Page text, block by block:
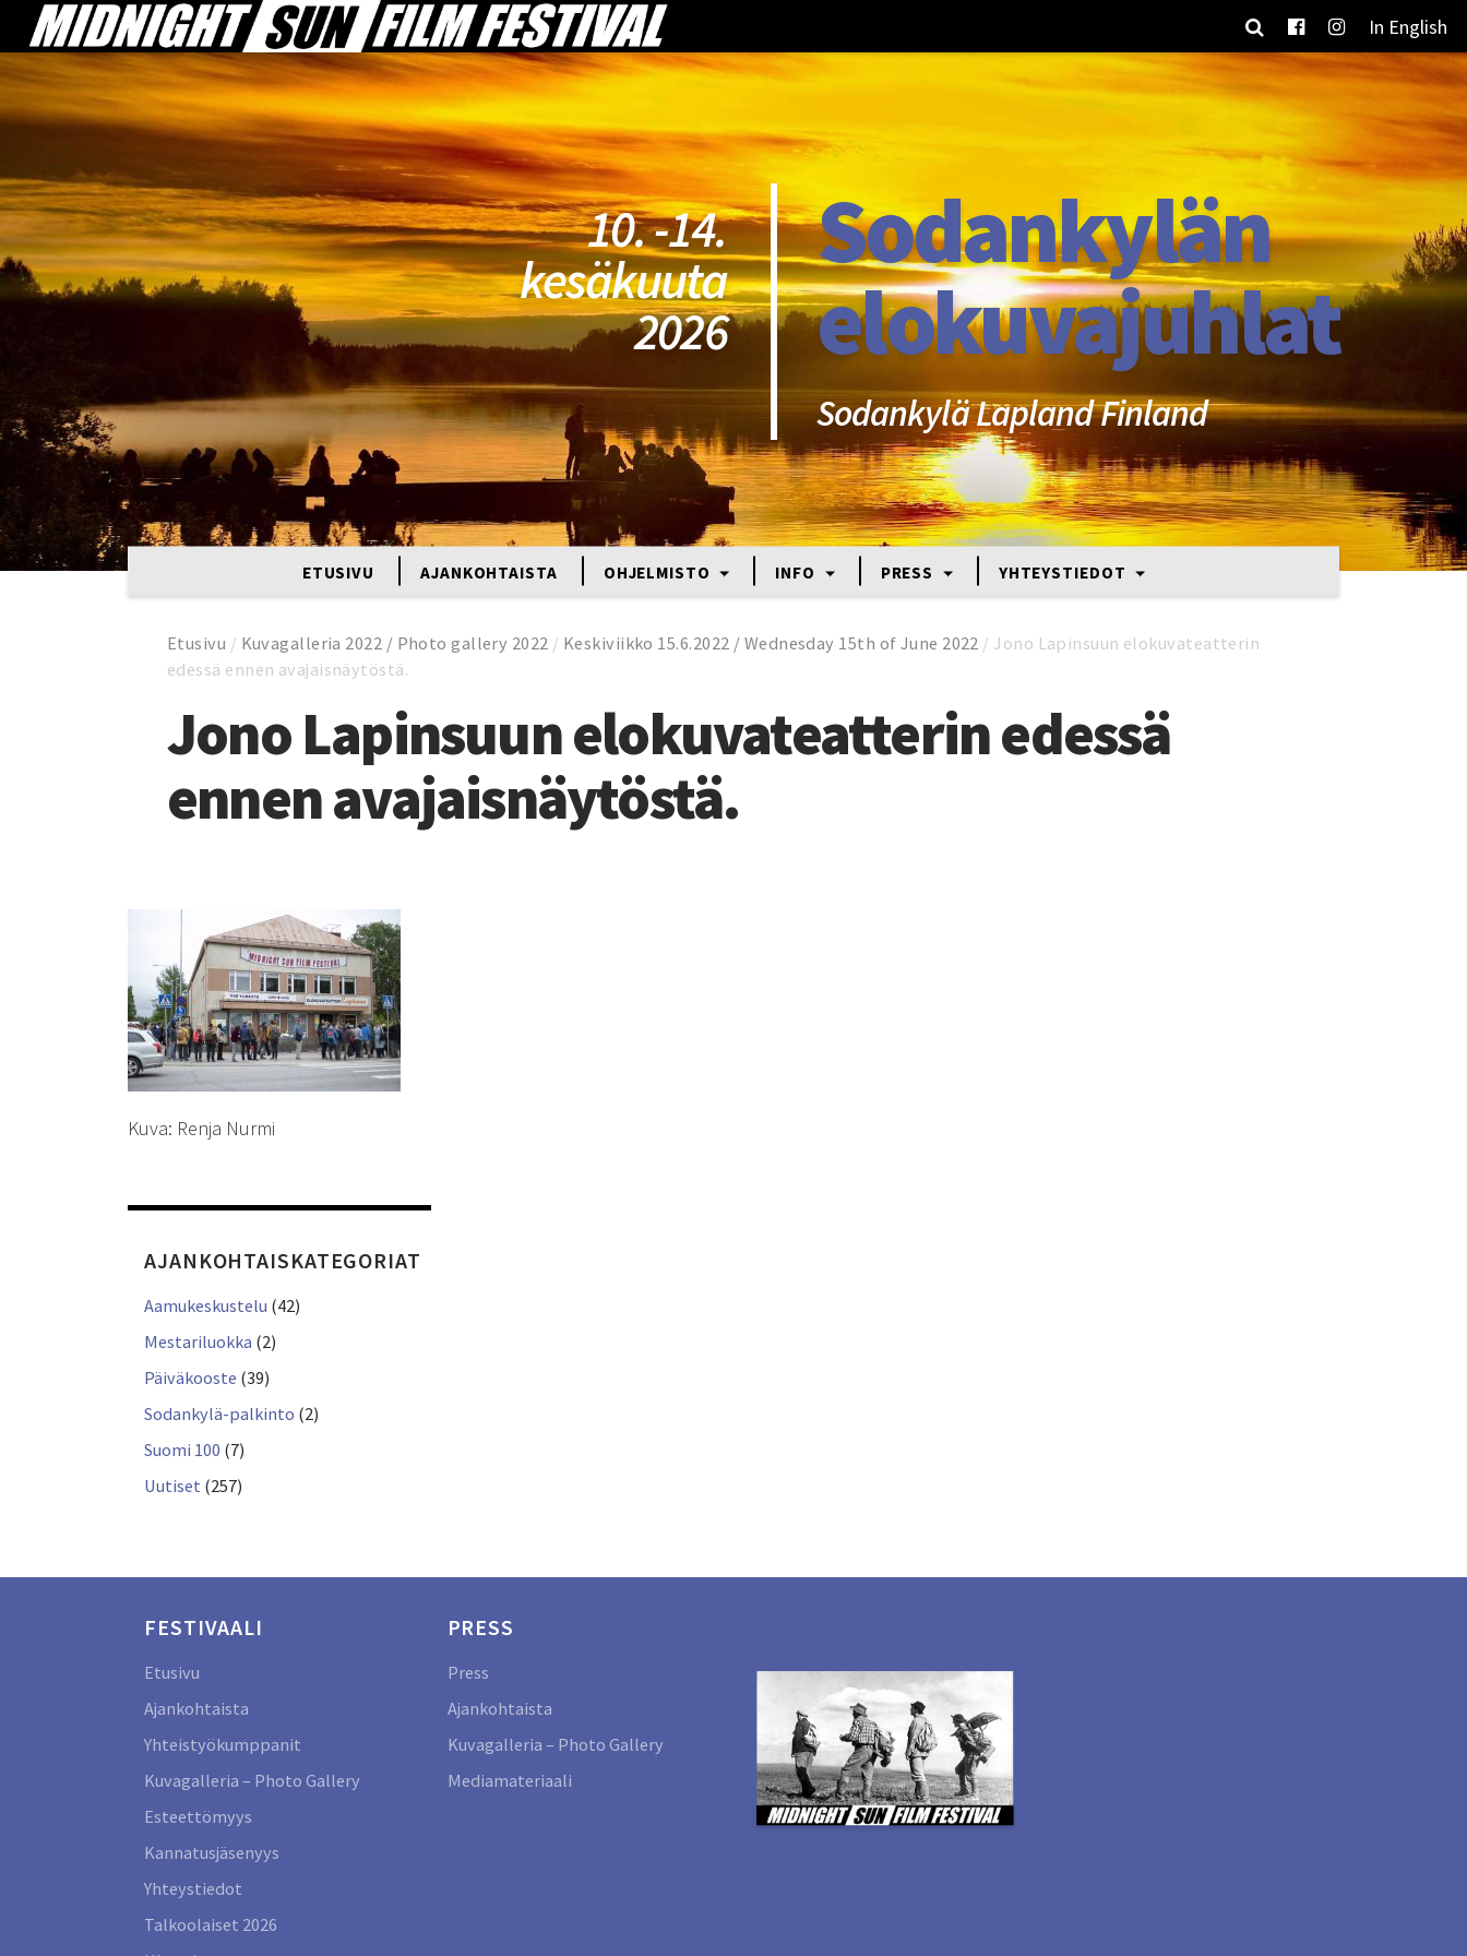
In English
10. -14.
kesäkuuta
2026
Sodankylän
elokuvajuhlat
Sodankylä Lapland Finland
ETUSIVU AJANKOHTAISTA OHJELMISTO INFO PRESS YHTEYSTIEDOT
Etusivu / Kuvagalleria 2022 / Photo gallery 2022 / Keskiviikko 15.6.2022 / Wednesday 15th of June 2022 /Jono Lapinsuun elokuvateatterin
edessä ennen avajaisnäytöstä.
Jono Lapinsuun elokuvateatterin edessä
ennen avajaisnäytöstä.
Kuva: Renja Nurmi
AJANKOHTAISKATEGORIAT
Aamukeskustelu (42)
Mestariluokka (2)
Päiväkooste (39)
Sodankylä-palkinto (2)
Suomi 100 (7)
Uutiset (257)
FESTIVAALI
Etusivu
Ajankohtaista
Yhteistyökumppanit
Kuvagalleria – Photo Gallery
Esteettömyys
Kannatusjäsenyys
Yhteystiedot
Talkoolaiset 2026
PRESS
Press
Ajankohtaista
Kuvagalleria – Photo Gallery
Mediamateriaali